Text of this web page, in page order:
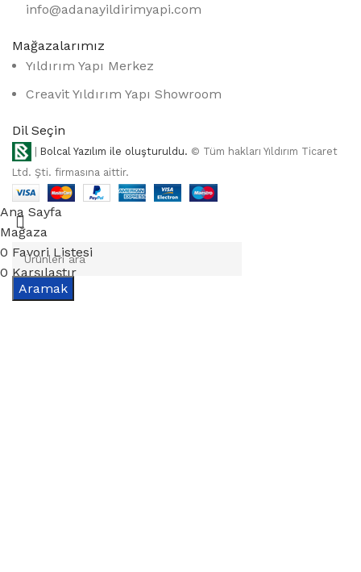
info@adanayildirimyapi.com
Mağazalarımız
Yıldırım Yapı Merkez
Creavit Yıldırım Yapı Showroom
Dil Seçin
| Bolcal Yazılım ile oluşturuldu. © Tüm hakları Yıldırım Ticaret
Ltd. Şti. firmasına aittir.
Aramak
Ana Sayfa
Mağaza
0 Favori Listesi
0 Karşılaştır